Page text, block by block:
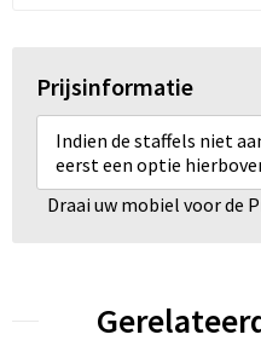
Prijsinformatie
Indien de staffels niet
eerst een optie
Draai uw mobiel voor de